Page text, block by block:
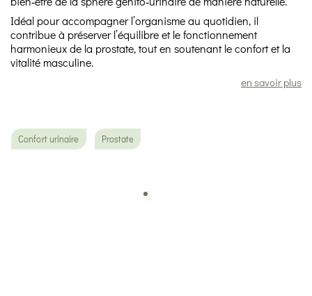
Idéal pour accompagner l’organisme au quotidien, il
contribue à préserver l’équilibre et le fonctionnement
harmonieux de la prostate, tout en soutenant le confort et la
vitalité masculine.
en savoir plus
Confort urinaire Prostate